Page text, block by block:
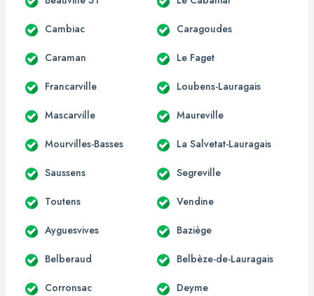
Cambiac Caragoudes
Caraman Le Faget
Francarville Loubens-Lauragais
Mascarville Maureville
Mourvilles-Basses La Salvetat-Lauragais
Saussens Segreville
Toutens Vendine
Ayguesvives Baziège
Belberaud Belbèze-de-Lauragais
Corronsac Deyme